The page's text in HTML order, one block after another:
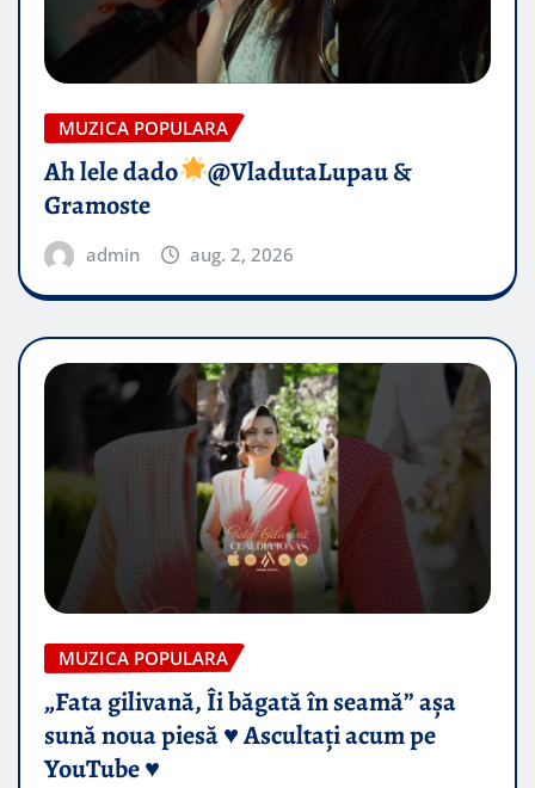
MUZICA POPULARA
Ah lele dado​
@VladutaLupau &
Gramoste
admin aug. 2, 2026
MUZICA POPULARA
„Fata gilivană, Îi băgată în seamă” așa
sună noua piesă ♥️ Ascultați acum pe
YouTube ♥️